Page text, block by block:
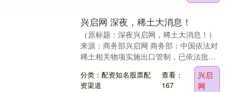
兴启网 深夜，稀土大消息！
（原标题：深夜兴启网，稀土大消息！）
来源：商务部兴启网 商务部：中国依法对
稀土相关物项实施出口管制，已依法批准
一定数量的合规申请 商务部新闻发言人就
中重稀土出....
分类：配资知名股票配
资渠道
查看：
167
兴启
网